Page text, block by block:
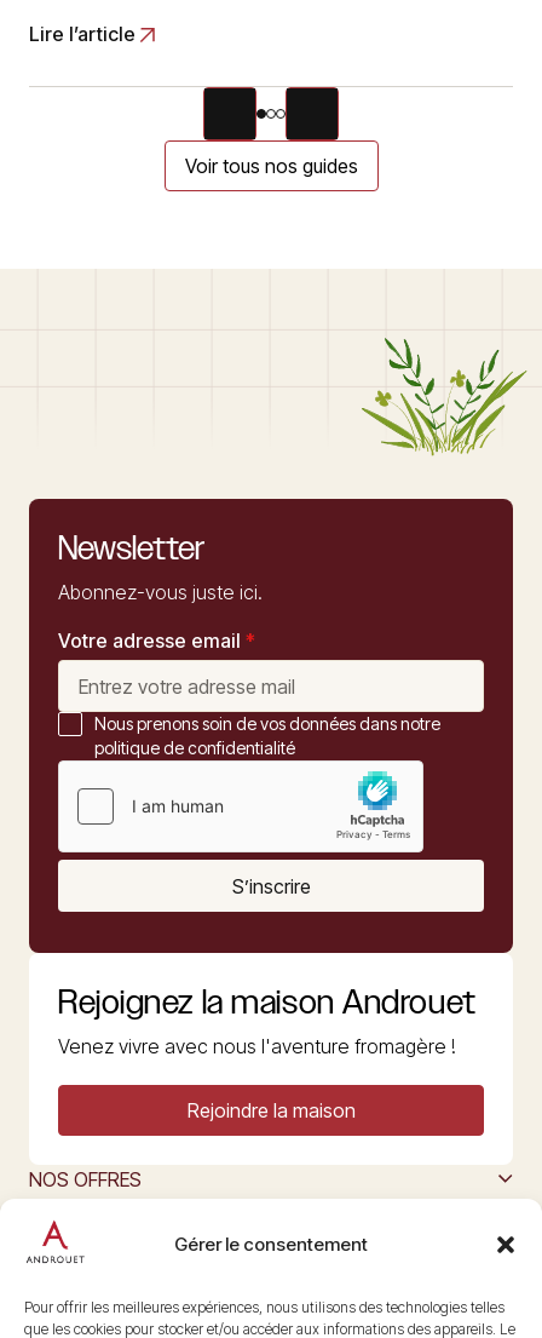
Gérer le consentement
Pour offrir les meilleures expériences, nous utilisons des technologies telles
que les cookies pour stocker et/ou accéder aux informations des appareils. Le
Lire l’article
Voir tous nos guides
Newsletter
Abonnez-vous juste ici.
Votre adresse email *
Nous prenons soin de vos données dans notre
politique de confidentialité
S’inscrire
Rejoignez la maison Androuet
Venez vivre avec nous l'aventure fromagère !
Rejoindre la maison
NOS OFFRES
L’ART DU FROMAGE
Nous suivre
@maisonandrouet